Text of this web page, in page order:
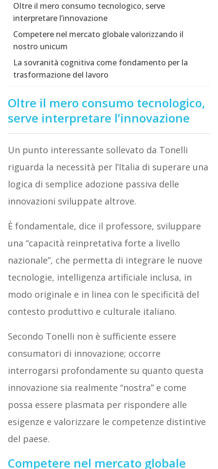
Oltre il mero consumo tecnologico, serve
interpretare l’innovazione
Competere nel mercato globale valorizzando il
nostro unicum
La sovranità cognitiva come fondamento per la
trasformazione del lavoro
Oltre il mero consumo tecnologico,
serve interpretare l’innovazione
Un punto interessante sollevato da Tonelli
riguarda la necessità per l’Italia di superare una
logica di semplice adozione passiva delle
innovazioni sviluppate altrove.
È fondamentale, dice il professore, sviluppare
una “capacità reinpretativa forte a livello
nazionale”, che permetta di integrare le nuove
tecnologie, intelligenza artificiale inclusa, in
modo originale e in linea con le specificità del
contesto produttivo e culturale italiano.
Secondo Tonelli non è sufficiente essere
consumatori di innovazione; occorre
interrogarsi profondamente su quanto questa
innovazione sia realmente “nostra” e come
possa essere plasmata per rispondere alle
esigenze e valorizzare le competenze distintive
del paese.
Competere nel mercato globale